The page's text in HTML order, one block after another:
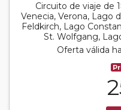
Circuito de viaje de
Venecia, Verona, Lago
Feldkirch, Lago
St. Wolfgang,
Oferta válida